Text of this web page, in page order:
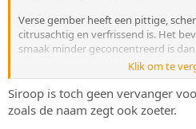
Verse gember heeft een pittige,
citrusachtig en verfrissend is. Het
smaak minder geconcentreerd is
Gembersiroop is minder scherp en
plaats daarvan is het zoeter, met
vaak wat minder intens qua "kick"
verse gember zijn verzacht door de
Klik om te
Siroop is toch geen vervanger
zoals de naam zegt ook zoeter.